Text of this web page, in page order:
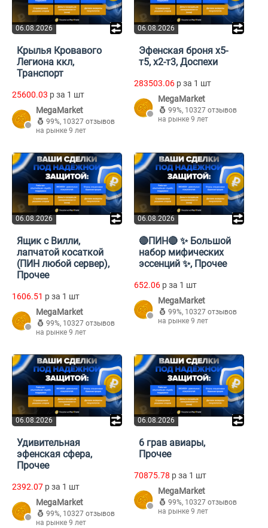
06.08.2026
Крылья Кровавого
Легиона ккл,
Транспорт
25600.03 p за 1 шт
MegaMarket
99%, 10327 отзывов
на рынке 9 лет
06.08.2026
Эфенская броня х5-
т5, х2-т3, Доспехи
283503.06 p за 1 шт
MegaMarket
99%, 10327 отзывов
на рынке 9 лет
06.08.2026
Ящик с Вилли,
лапчатой косаткой
(ПИН любой сервер),
Прочее
1606.51 p за 1 шт
MegaMarket
99%, 10327 отзывов
на рынке 9 лет
06.08.2026
🔴ПИН🔴 ✨ Большой
набор мифических
эссенций ✨, Прочее
652.06 p за 1 шт
MegaMarket
99%, 10327 отзывов
на рынке 9 лет
06.08.2026
Удивительная
эфенская сфера,
Прочее
2392.07 p за 1 шт
MegaMarket
99%, 10327 отзывов
на рынке 9 лет
06.08.2026
6 грав авиары,
Прочее
70875.78 p за 1 шт
MegaMarket
99%, 10327 отзывов
на рынке 9 лет